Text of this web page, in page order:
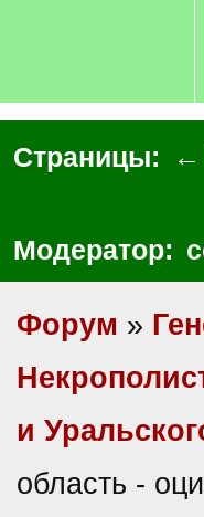
Страницы: ←
Модератор:
Форум »
и
область -